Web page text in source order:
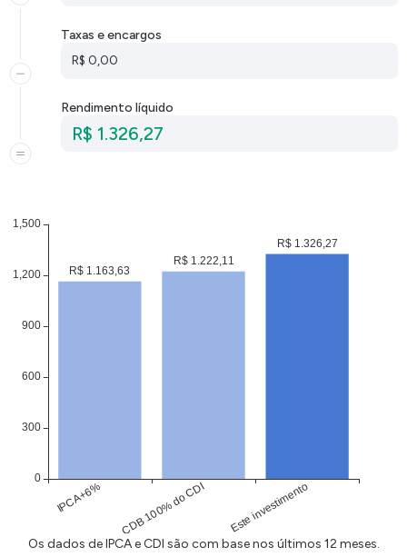
Taxas e encargos
R$ 0,00
Rendimento líquido
R$ 1.326,27
Os dados de IPCA e CDI são com base nos últimos 12 meses.